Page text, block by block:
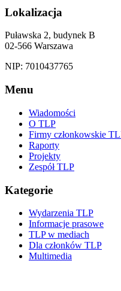
Lokalizacja
Puławska 2, budynek B
02-566 Warszawa
NIP: 7010437765
Menu
Wiadomości
O TLP
Firmy członkowskie
Raporty
Projekty
Zespół TLP
Kategorie
Wydarzenia TLP
Informacje prasowe
TLP w mediach
Dla członków TLP
Multimedia